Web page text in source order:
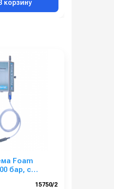
корзину
Foam
бар, с
15750/2